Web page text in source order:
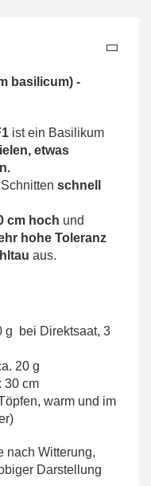
basilicum) -
ist ein Basilikum
etwas
schnell
cm hoch und
hohe Toleranz
aus.
g bei Direktsaat, 3
20 g
30 cm
warm und im
nach Witterung,
Darstellung